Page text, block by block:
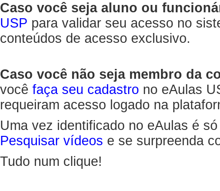
Caso você seja aluno ou
USP para validar seu acesso no
conteúdos de acesso exclusivo.
Caso você não seja membro da
você faça seu cadastro no eAulas
requeiram acesso logado na
Uma vez identificado no eAulas é
Pesquisar vídeos e se surpreenda
Tudo num clique!